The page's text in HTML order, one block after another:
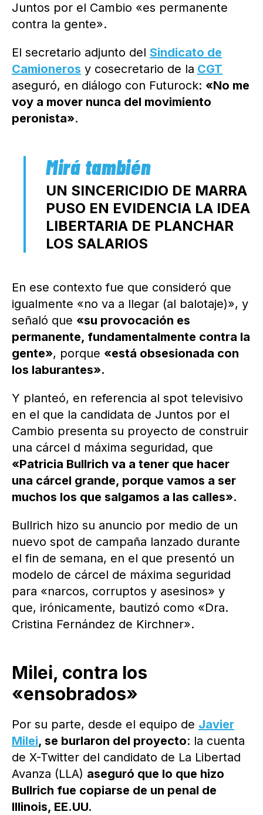
Juntos por el Cambio «es permanente
contra la gente».
El secretario adjunto del Sindicato de
Camioneros y cosecretario de la CGT
aseguró, en diálogo con Futurock: «No me
voy a mover nunca del movimiento
peronista».
UN SINCERICIDIO DE MARRA
PUSO EN EVIDENCIA LA IDEA
LIBERTARIA DE PLANCHAR
LOS SALARIOS
En ese contexto fue que consideró que
igualmente «no va a llegar (al balotaje)», y
señaló que «su provocación es
permanente, fundamentalmente contra la
gente», porque «está obsesionada con
los laburantes».
Y planteó, en referencia al spot televisivo
en el que la candidata de Juntos por el
Cambio presenta su proyecto de construir
una cárcel d máxima seguridad, que
«Patricia Bullrich va a tener que hacer
una cárcel grande, porque vamos a ser
muchos los que salgamos a las calles».
Bullrich hizo su anuncio por medio de un
nuevo spot de campaña lanzado durante
el fin de semana, en el que presentó un
modelo de cárcel de máxima seguridad
para «narcos, corruptos y asesinos» y
que, irónicamente, bautizó como «Dra.
Cristina Fernández de Kirchner».
Milei, contra los
«ensobrados»
Por su parte, desde el equipo de Javier
Milei, se burlaron del proyecto: la cuenta
de X-Twitter del candidato de La Libertad
Avanza (LLA) aseguró que lo que hizo
Bullrich fue copiarse de un penal de
Illinois, EE.UU.